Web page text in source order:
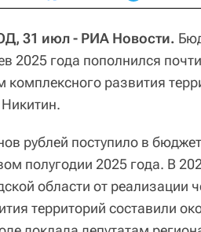
31 июл - РИА Новости.
2025 года пополнился
комплексного развития
рублей поступило в
полугодии 2025 года. В
области от реализации
территорий составили